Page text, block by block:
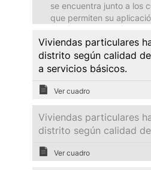
se encuentra junto a los
que permiten su
Viviendas particulares
distrito según calidad
a servicios básicos.
Ver cuadro
Viviendas particulares
distrito según calidad
Ver cuadro